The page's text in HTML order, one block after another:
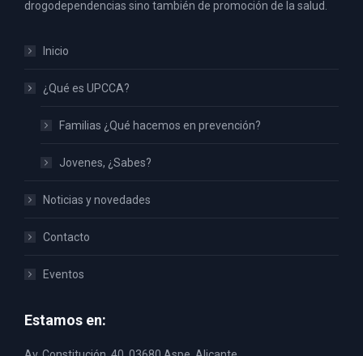
drogodependencias sino también de promoción de la salud.
Inicio
¿Qué es UPCCA?
Familias ¿Qué hacemos en prevención?
Jovenes, ¿Sabes?
Noticias y novedades
Contacto
Eventos
Estamos en: